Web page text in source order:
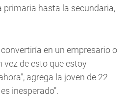
primaria hasta la secundaria,
en un empresario o
vez de esto que estoy
agrega la joven de 22
inesperado".